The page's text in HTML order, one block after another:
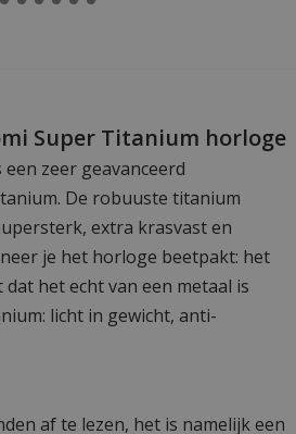
Super Titanium horloge
zeer geavanceerd
De robuuste titanium
extra krasvast en
je het horloge beetpakt: het
het echt van een metaal is
licht in gewicht, anti-
af te lezen, het is namelijk een